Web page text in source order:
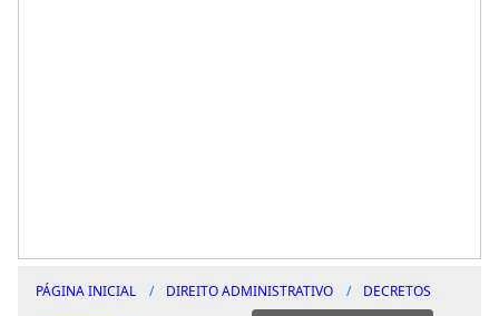
PÁGINA INICIAL DIREITO ADMINISTRATIVO
DECRETOS